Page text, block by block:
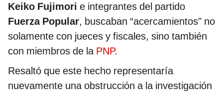
Keiko Fujimori e integrantes del partido
Fuerza Popular, buscaban “acercamientos" no
solamente con jueces y fiscales, sino también
con miembros de la PNP.
Resaltó que este hecho representaría
nuevamente una obstrucción a la investigación